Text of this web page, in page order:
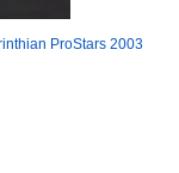
ProStars 2003